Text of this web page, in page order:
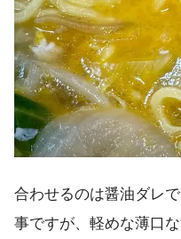
合わせるのは醤油ダレ
事ですが、軽めな薄口